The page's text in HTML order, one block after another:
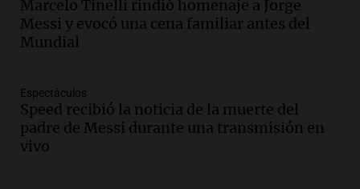
Audio.La lección del Titanic y la
humildad en tiempos de tormenta
según San Ignacio de Loyola
Audio.Tormentas y filtraciones: "El
agua entra por donde menos
Marcelo Tinelli rindió homenaje a Jorge
Messi y evocó una cena familiar antes del
Mundial
Espectáculos
Speed recibió la noticia de la muerte del
padre de Messi durante una transmisión en
vivo